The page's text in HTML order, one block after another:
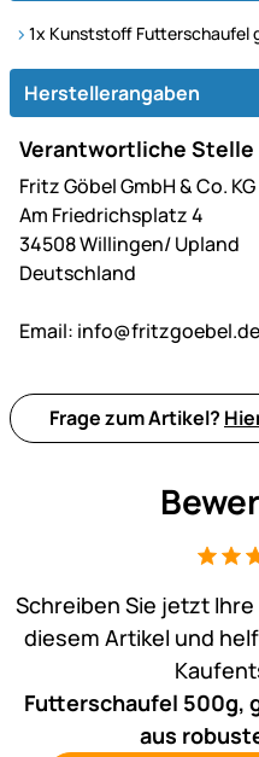
1x Kunststoff Futterschaufel
Herstellerangaben
Verantwortliche Stelle
Fritz Göbel GmbH & Co. KG
Am Friedrichsplatz 4
34508 Willingen/ Upland
Deutschland
Email: info@fritzgoebel.de
Frage zum Artikel?
6
Schreiben Sie jetzt
diesem Artikel und
Futterschaufel 500g,
aus